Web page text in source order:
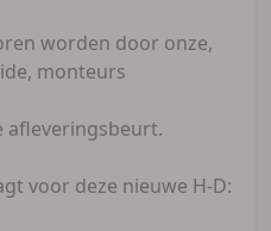
worden door onze,
monteurs
afleveringsbeurt.
voor deze nieuwe H-D: